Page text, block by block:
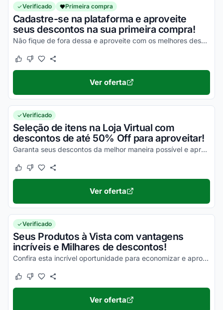
Verificado Primeira compra
Cadastre-se na plataforma e aproveite
seus descontos na sua primeira compra!
Não fique de fora dessa e aproveite com os melhores descontos possíveis!
Este cupom funcionou
Este cupom não funcionou
Ver oferta
Verificado
Seleção de itens na Loja Virtual com
descontos de até 50% Off para aproveitar!
Garanta seus descontos da melhor maneira possível e aproveite com descontos incríveis!
Este cupom funcionou
Este cupom não funcionou
Ver oferta
Verificado
Seus Produtos à Vista com vantagens
incríveis e Milhares de descontos!
Confira esta incrível oportunidade para economizar e aproveite agora mesmo!
Este cupom funcionou
Este cupom não funcionou
Ver oferta